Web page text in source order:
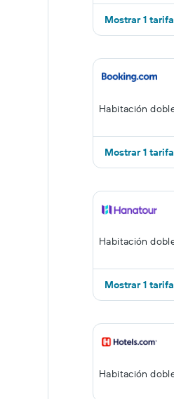
Mostrar 1
Habitación
Mostrar 1
Habitación
Mostrar 1
Habitación